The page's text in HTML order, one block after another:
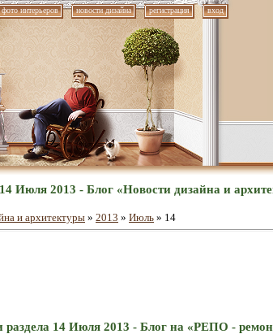
фото интерьеров новости дизайна регистрация вход
14 Июля 2013 - Блог «Новости дизайна и
и архитектуры » 2013 » Июль » 14
раздела 14 Июля 2013 - Блог на «РЕПО -